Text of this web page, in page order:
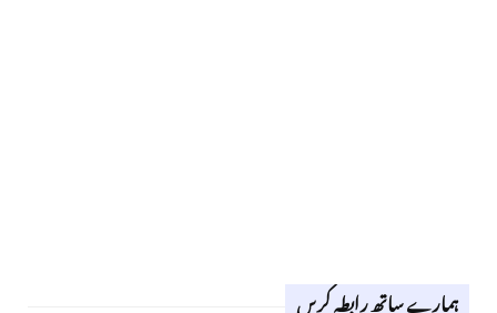
ہمارے ساتھ رابطہ کریں